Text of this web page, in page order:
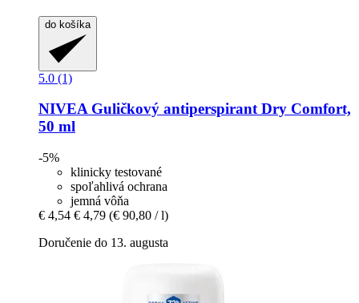
do košíka
5.0 (1)
NIVEAGuličkový antiperspirant Dry Comfort,
50 ml
-5%
klinicky testované
spoľahlivá ochrana
jemná vôňa
€ 4,54 € 4,79 (€ 90,80 / l)
Doručenie do 13. augusta